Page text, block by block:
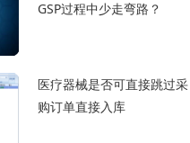
GSP过程中少走弯路？
医疗器械是否可直接跳过采
购订单直接入库